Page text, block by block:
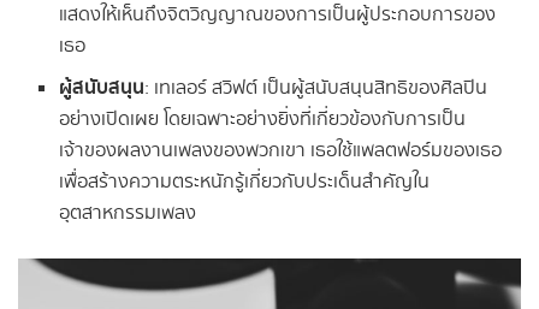
แสดงให้เห็นถึงจิตวิญญาณของการเป็นผู้ประกอบการของ
เธอ
ผู้สนับสนุน: เทเลอร์ สวิฟต์ เป็นผู้สนับสนุนสิทธิของศิลปิน
อย่างเปิดเผย โดยเฉพาะอย่างยิ่งที่เกี่ยวข้องกับการเป็น
เจ้าของผลงานเพลงของพวกเขา เธอใช้แพลตฟอร์มของเธอ
เพื่อสร้างความตระหนักรู้เกี่ยวกับประเด็นสำคัญใน
อุตสาหกรรมเพลง